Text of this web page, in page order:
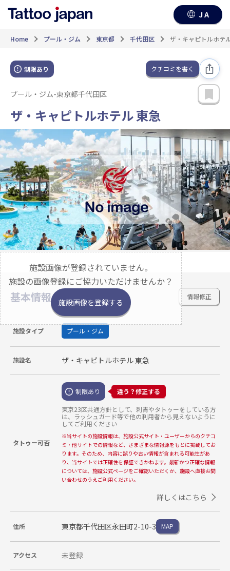
JA
Home プール・ジム 東京都 千代田区 ザ・キャピトルホテ
制限あり クチコミを書く
プール・ジム-東京都千代田区
ザ・キャピトルホテル 東急
施設画像が登録されていません。
施設の画像登録にご協力いただけませんか？
施設画像を登録する
基本情報 情報修正
施設タイプ プール・ジム
施設名 ザ・キャピトルホテル 東急
タトゥー可否
制限あり 違う？修正する
東京23区共通方針として、刺青やタトゥーをしている方
は、ラッシュガード等で他の利用者から見えないように
してご利用ください
※当サイトの施設情報は、施設公式サイト・ユーザーからのクチコ
ミ・他サイトでの情報など、さまざまな情報源をもとに掲載してお
ります。そのため、内容に誤りや古い情報が含まれる可能性があ
り、当サイトでは正確性を保証できかねます。最新かつ正確な情報
については、施設公式ページをご確認いただくか、施設へ直接お問
い合わせのうえご利用ください。
詳しくはこちら
住所 東京都千代田区永田町2-10-3 MAP
アクセス 未登録